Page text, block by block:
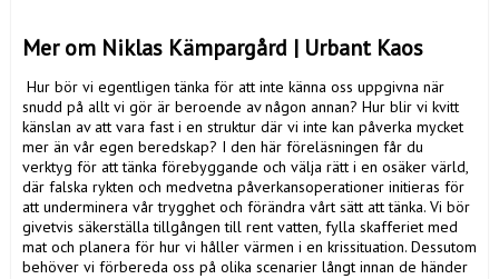
Mer om Niklas Kämpargård | Urbant Kaos
snudd på allt vi gör är beroende av någon annan? Hur blir vi kvitt
känslan av att vara fast i en struktur där vi inte kan påverka mycket
mer än vår egen beredskap? I den här föreläsningen får du
verktyg för att tänka förebyggande och välja rätt i en osäker värld,
där falska rykten och medvetna påverkansoperationer initieras för
att underminera vår trygghet och förändra vårt sätt att tänka. Vi bör
givetvis säkerställa tillgången till rent vatten, fylla skafferiet med
mat och planera för hur vi håller värmen i en krissituation. Dessutom
behöver vi förbereda oss på olika scenarier långt innan de händer